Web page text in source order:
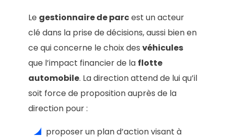
Le gestionnaire de parcest un acteur
clé dans la prise de décisions, aussi bien en
ce qui concerne le choix des véhicules
que l’impact financier de la flotte
automobile. La direction attend de lui qu’il
soit force de proposition auprès de la
direction pour :
proposer un plan d’action visant à